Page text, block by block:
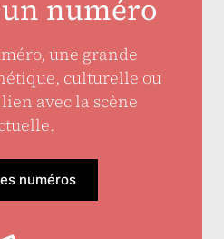
numéro
une grande
culturelle ou
avec la scène
numéros